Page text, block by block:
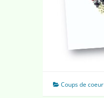
Coups de coeur